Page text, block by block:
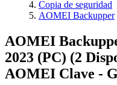
Copia de seguridad
AOMEI Backupper
AOMEI
2023 (PC) (2
AOMEI Clave -